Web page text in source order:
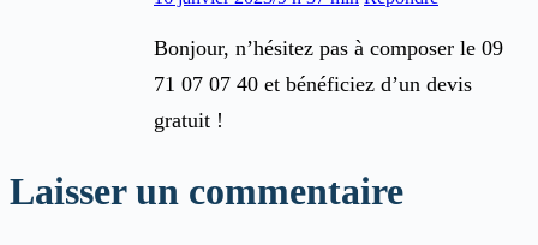
Bonjour, n’hésitez pas à composer le 09
71 07 07 40 et bénéficiez d’un devis
gratuit !
Laisser un commentaire